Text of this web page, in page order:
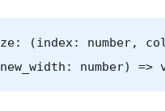
(index: number,
number) =>